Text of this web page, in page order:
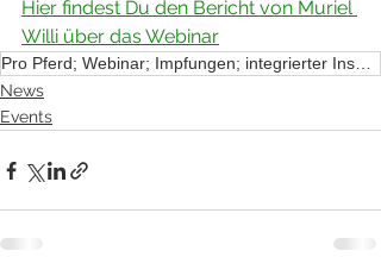
Hier findest Du den Bericht von Muriel
Willi über das Webinar
Pro Pferd; Webinar; Impfungen; integrierter Insektenschutz
News
Events